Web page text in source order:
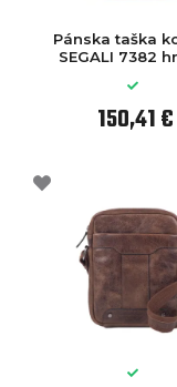
Pánska taška
SEGALI 7382
150,41 €